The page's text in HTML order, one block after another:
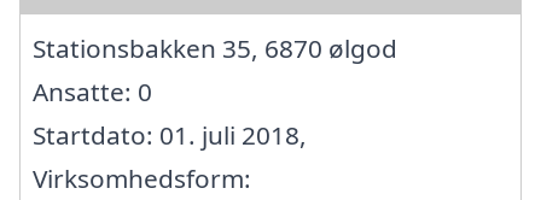
Stationsbakken 35, 6870 ølgod
Ansatte: 0
Startdato: 01. juli 2018,
Virksomhedsform: